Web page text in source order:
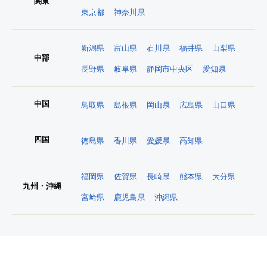
東京都
神奈川県
中部
新潟県 富山県 石川県 福井県 山梨県
長野県 岐阜県 静岡市中央区 愛知県
中国 鳥取県 島根県 岡山県 広島県 山口県
四国 徳島県 香川県 愛媛県 高知県
九州・沖縄
福岡県 佐賀県 長崎県 熊本県 大分県
宮崎県 鹿児島県 沖縄県